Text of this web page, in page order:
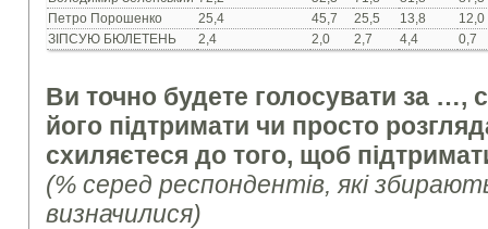
Петро Порошенко
25,4 45,7 25,5 13,8
12,0
ЗІПСУЮ БЮЛЕТЕНЬ
2,4 2,0 2,7 4,4 0,7
Ви точно будете голосувати за …,
його підтримати чи просто
схиляєтеся до того, щоб
(% серед респондентів, які
визначилися)